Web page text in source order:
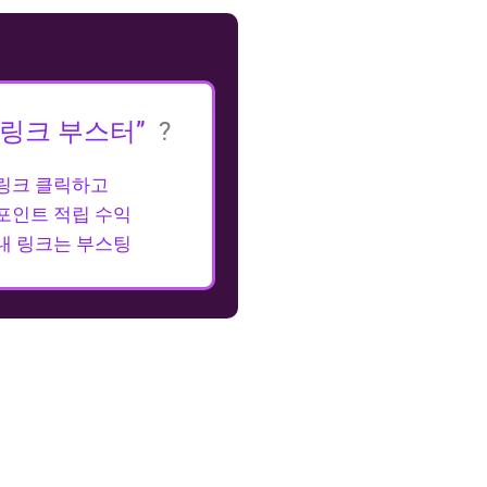
크 부스터” ?
크 클릭하고
인트 적립 수익
링크는 부스팅